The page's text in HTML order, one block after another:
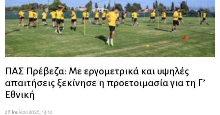
ΠΑΣ Πρέβεζα: Με εργομετρικά και υψηλές
απαιτήσεις ξεκίνησε η προετοιμασία για τη Γ’
Εθνική
28 Ιουλίου 2026, 13:10